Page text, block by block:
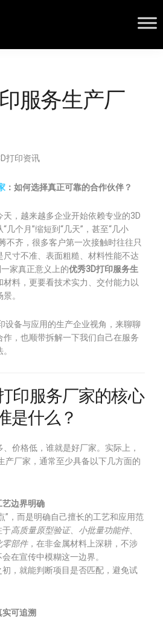
服务生产厂
打印资讯
：如何选择真正可靠的合作伙伴？
，越来越多企业开始依赖专业的3D
几个月”缩短到“几天”，甚至“几小
不齐，很多客户第一次接触时往往只
寸不准、表面粗糙、材料性能不达
家真正意义上的优秀3D打印服务生
材料，更要看技术实力、交付能力以
。
设备与应用的生产企业视角，来聊聊
，也顺带拆解一下我们自己在服务
印服务厂家的核心
是什么？
价格低，谁就是好厂家。实际上，
产厂家，通常至少具备以下几方面的
艺边界明确
”，而是明确自己擅长的工艺和应用范
于高质量原型验证、小批量功能件、
零部件，在非金属材料上深耕，不涉
在宣传中模糊这一边界。
，就能判断项目是否匹配，避免试
可追溯